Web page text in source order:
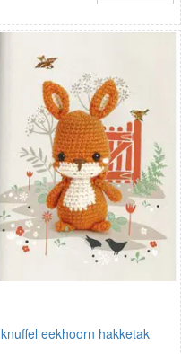
knuffel eekhoorn hakketak